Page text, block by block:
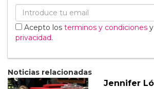
Acepto los terminos y condiciones
privacidad.
Noticias relacionadas
Jennifer